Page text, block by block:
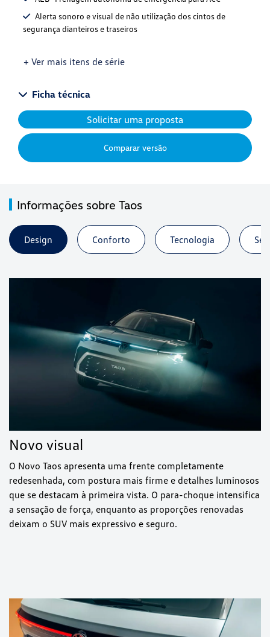
Alerta sonoro e visual de não utilização dos cintos de
segurança dianteiros e traseiros
+ Ver mais itens de série
Ficha técnica
Solicitar uma proposta
Comparar versão
Informações sobre Taos
Design Conforto Tecnologia
Novo visual
O Novo Taos apresenta uma frente completamente
redesenhada, com postura mais firme e detalhes luminosos
que se destacam à primeira vista. O para-choque intensifica
a sensação de força, enquanto as proporções renovadas
deixam o SUV mais expressivo e seguro.